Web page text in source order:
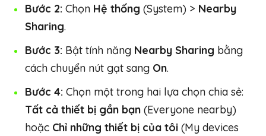
Bước 2: Chọn Hệ thống (System) > Nearby
Sharing.
Bước 3: Bật tính năng Nearby Sharing bằng
cách chuyển nút gạt sang On.
Bước 4: Chọn một trong hai lựa chọn chia sẻ:
Tất cả thiết bị gần bạn (Everyone nearby)
hoặc Chỉ những thiết bị của tôi (My devices